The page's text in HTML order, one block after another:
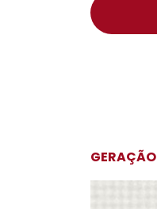
GERAÇÃO